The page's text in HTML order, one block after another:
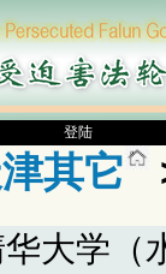
登陆
其它
大学（